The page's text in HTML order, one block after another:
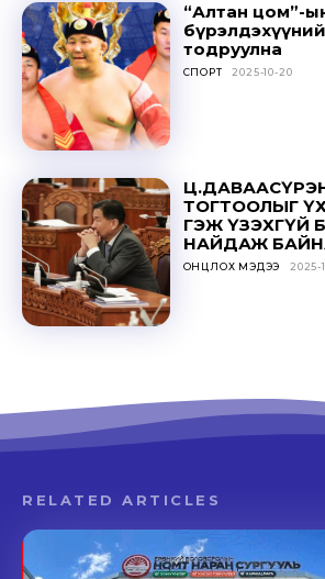
“Алтан цом”-
тодруулна
СПОРТ 2025-10-20
ТОГТООЛЫГ
ГЭЖ ҮЗЭХГҮЙ
НАЙДАЖ
ОНЦЛОХ МЭДЭЭ 2025-
RELATED ARTICLES